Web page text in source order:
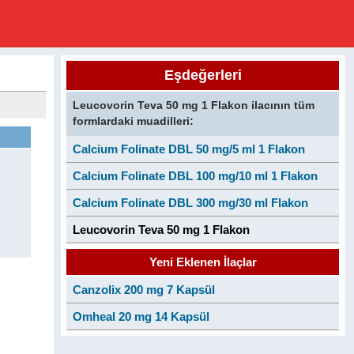
Eşdeğerleri
Leucovorin Teva 50 mg 1 Flakon ilacının tüm
formlardaki muadilleri:
Calcium Folinate DBL 50 mg/5 ml 1 Flakon
Calcium Folinate DBL 100 mg/10 ml 1 Flakon
Calcium Folinate DBL 300 mg/30 ml Flakon
Leucovorin Teva 50 mg 1 Flakon
Yeni Eklenen İlaçlar
Canzolix 200 mg 7 Kapsül
Omheal 20 mg 14 Kapsül